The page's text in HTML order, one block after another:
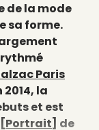
de la mode
sa forme.
Paris
la
et est
[Portrait] de